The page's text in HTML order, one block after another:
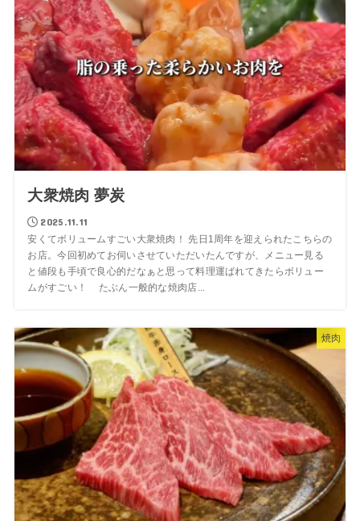
大衆焼肉 夢炭
2025.11.11
安くてボリュームすごい大衆焼肉！ 先日1周年を迎えられたこちらの
お店。今回初めてお伺いさせていただいたんですが、メニュー見る
と値段も手頃で良心的だなぁと思って料理運ばれてきたらボリュー
ムがすごい！ たぶん一般的な焼肉店...
焼肉